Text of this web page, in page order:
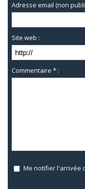
Adresse email (non
Site web :
Commentaire * :
Me notifier l'arrivée